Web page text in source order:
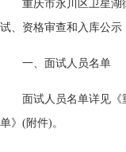
重庆市永川区卫星湖
试、资格审查和入库公
一、面试人员名单
面试人员名单详见
单》(附件)。